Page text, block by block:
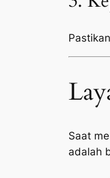
Saat
adalah